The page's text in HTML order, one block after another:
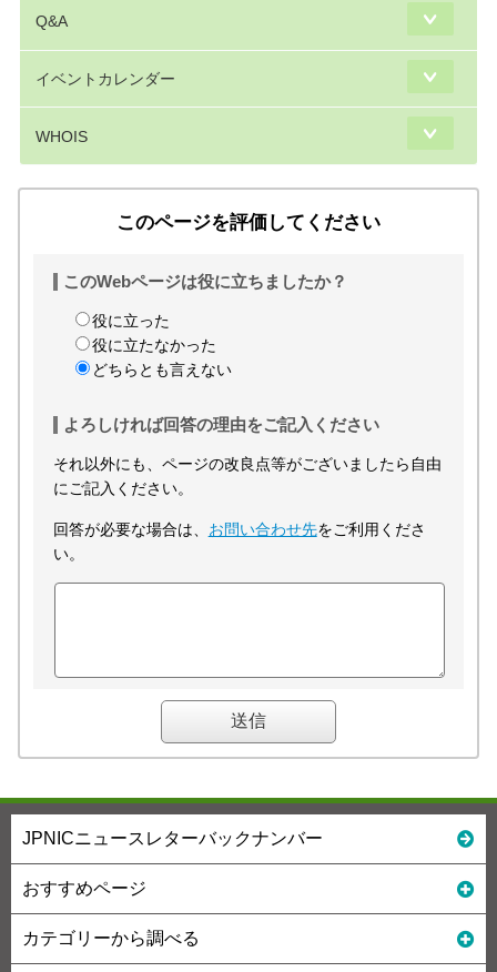
Q&A
イベントカレンダー
WHOIS
このページを評価してください
このWebページは役に立ちましたか？
役に立った
役に立たなかった
どちらとも言えない
よろしければ回答の理由をご記入ください
それ以外にも、ページの改良点等がございましたら自由
にご記入ください。
回答が必要な場合は、 お問い合わせ先をご利用くださ
い。
JPNICニュースレターバックナンバー
おすすめページ
カテゴリーから調べる